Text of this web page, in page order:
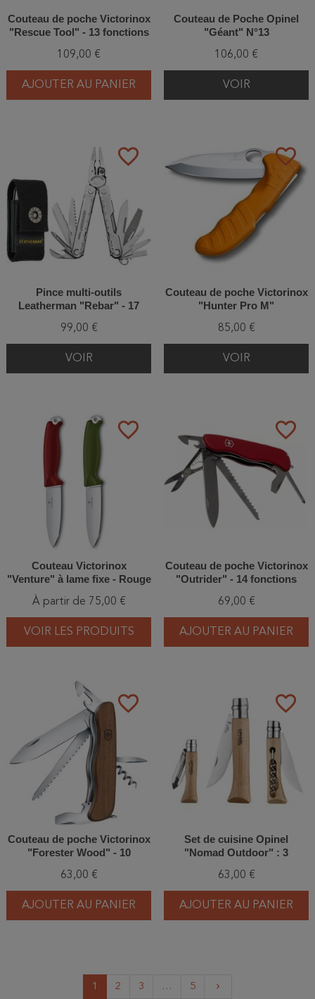
Couteau de poche Victorinox
"Rescue Tool" - 13 fonctions
109,00 €
AJOUTER AU PANIER
Couteau de Poche Opinel
"Géant" N°13
106,00 €
VOIR
favorite_border
Pince multi-outils
Leatherman "Rebar" - 17
99,00 €
VOIR
favorite_border
Couteau de poche Victorinox
"Hunter Pro M"
85,00 €
VOIR
favorite_border
Couteau Victorinox
"Venture" à lame fixe - Rouge
À partir de 75,00 €
VOIR LES PRODUITS
favorite_border
Couteau de poche Victorinox
"Outrider" - 14 fonctions
69,00 €
AJOUTER AU PANIER
favorite_border
Couteau de poche Victorinox
"Forester Wood" - 10
63,00 €
AJOUTER AU PANIER
favorite_border
Set de cuisine Opinel
"Nomad Outdoor" : 3
nappe + planche
63,00 €
AJOUTER AU PANIER
1 2 3 … 5 keyboard_arrow_right